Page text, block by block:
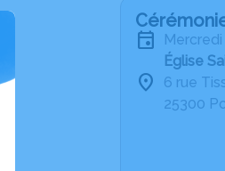
Église
6 rue
25300